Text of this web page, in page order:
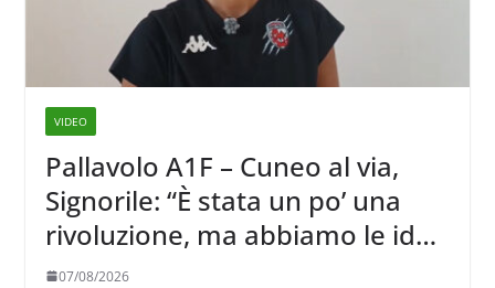
VIDEO
Pallavolo A1F – Cuneo al via,
Signorile: “È stata un po’ una
rivoluzione, ma abbiamo le idee
chiare siu cosa vogliamo fare”
07/08/2026